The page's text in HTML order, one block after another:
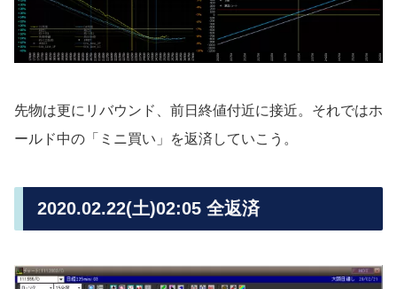
先物は更にリバウンド、前日終値付近に接近。それではホ
ールド中の「ミニ買い」を返済していこう。
2020.02.22(土)02:05 全返済